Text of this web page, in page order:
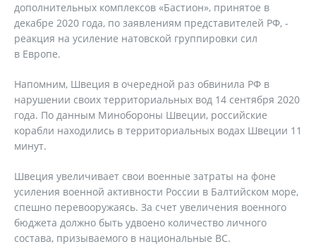
дополнительных комплексов «Бастион», принятое в
декабре 2020 года, по заявлениям представителей РФ, -
реакция на усиление натовской группировки сил
в Европе.
Напомним, Швеция в очередной раз обвинила РФ в
нарушении своих территориальных вод 14 сентября 2020
года. По данным Минобороны Швеции, российские
корабли находились в территориальных водах Швеции 11
минут.
Швеция увеличивает свои военные затраты на фоне
усиления военной активности России в Балтийском море,
спешно перевооружаясь. За счет увеличения военного
бюджета должно быть удвоено количество личного
состава, призываемого в национальные ВС.